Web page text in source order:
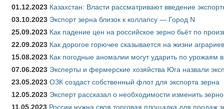
01.12.2023 Казахстан: Власти рассматривают введение
03.10.2023 Экспорт зерна близок к коллапсу — Город N
25.09.2023 Как падение цен на российское зерно бьёт по
22.09.2023 Как дорогое горючее сказывается на жизни аграриев
15.08.2023 Как погодные аномалии могут ударить по урожаям
07.06.2023 Эксперты и фермерские хозяйства Юга назвали
23.05.2023 ОЗК создаст собственный флот для экспорта зерна
12.05.2023 Эксперт рассказал о необходимости изменить
11.05.2023 России нужна своя торговая площадка для продаж